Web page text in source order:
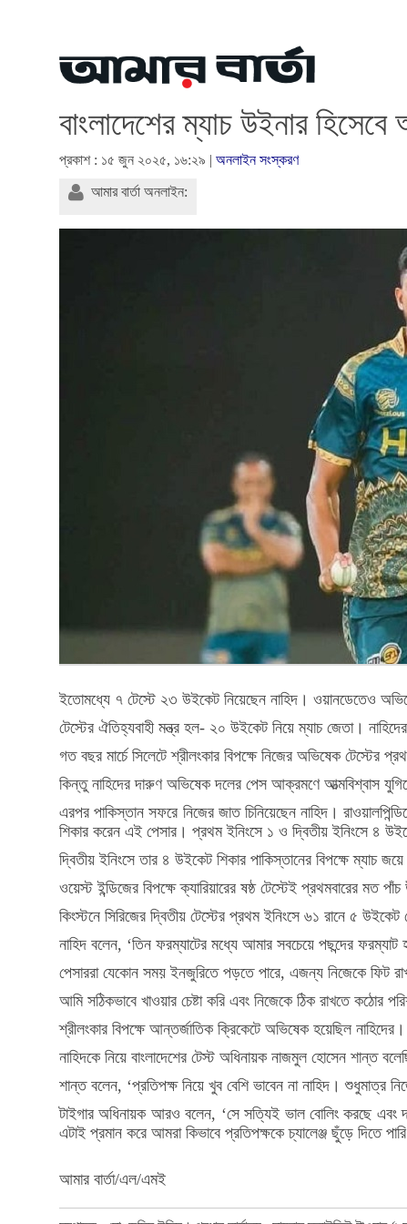
বাংলাদেশের ম্যাচ উইনার
প্রকাশ : ১৫ জুন ২০২৫, ১৬:২৯ | অনলাইন সংস্করণ
আমার বার্তা অনলাইন:
ইতোমধ্যে ৭ টেস্টে ২৩ উইকেট নিয়েছেন নাহিদ। ওয়ানডেতেও
টেস্টের ঐতিহ্যবাহী মন্ত্র হল- ২০ উইকেট নিয়ে ম্যাচ জেতা।
গত বছর মার্চে সিলেটে শ্রীলংকার বিপক্ষে নিজের অভিষেক টেস্টের
কিন্তু নাহিদের দারুণ অভিষেক দলের পেস আক্রমণে আত্মবিশ্বাস
এরপর পাকিস্তান সফরে নিজের জাত চিনিয়েছেন নাহিদ।
শিকার করেন এই পেসার। প্রথম ইনিংসে ১ ও দ্বিতীয় ইনিংসে ৪
দ্বিতীয় ইনিংসে তার ৪ উইকেট শিকার পাকিস্তানের বিপক্ষে ম্যাচ
ওয়েস্ট ইন্ডিজের বিপক্ষে ক্যারিয়ারের ষষ্ঠ টেস্টেই প্রথমবারের মত
কিংস্টনে সিরিজের দ্বিতীয় টেস্টের প্রথম ইনিংসে ৬১ রানে ৫
নাহিদ বলেন, ‘তিন ফরম্যাটের মধ্যে আমার সবচেয়ে পছন্দের
পেসাররা যেকোন সময় ইনজুরিতে পড়তে পারে, এজন্য নিজেকে ফিট
আমি সঠিকভাবে খাওয়ার চেষ্টা করি এবং নিজেকে ঠিক রাখতে কঠোর
শ্রীলংকার বিপক্ষে আন্তর্জাতিক ক্রিকেটে অভিষেক হয়েছিল
নাহিদকে নিয়ে বাংলাদেশের টেস্ট অধিনায়ক নাজমুল হোসেন শান্ত
শান্ত বলেন, ‘প্রতিপক্ষ নিয়ে খুব বেশি ভাবেন না নাহিদ। শুধুমাত্র
টাইগার অধিনায়ক আরও বলেন, ‘সে সত্যিই ভাল বোলিং করছে
এটাই প্রমান করে আমরা কিভাবে প্রতিপক্ষকে চ্যালেঞ্জ ছুঁড়ে দিতে
আমার বার্তা/এল/এমই